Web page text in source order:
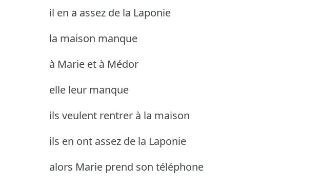
il en a assez de la Laponie
la maison manque
à Marie et à Médor
elle leur manque
ils veulent rentrer à la maison
ils en ont assez de la Laponie
alors Marie prend son téléphone